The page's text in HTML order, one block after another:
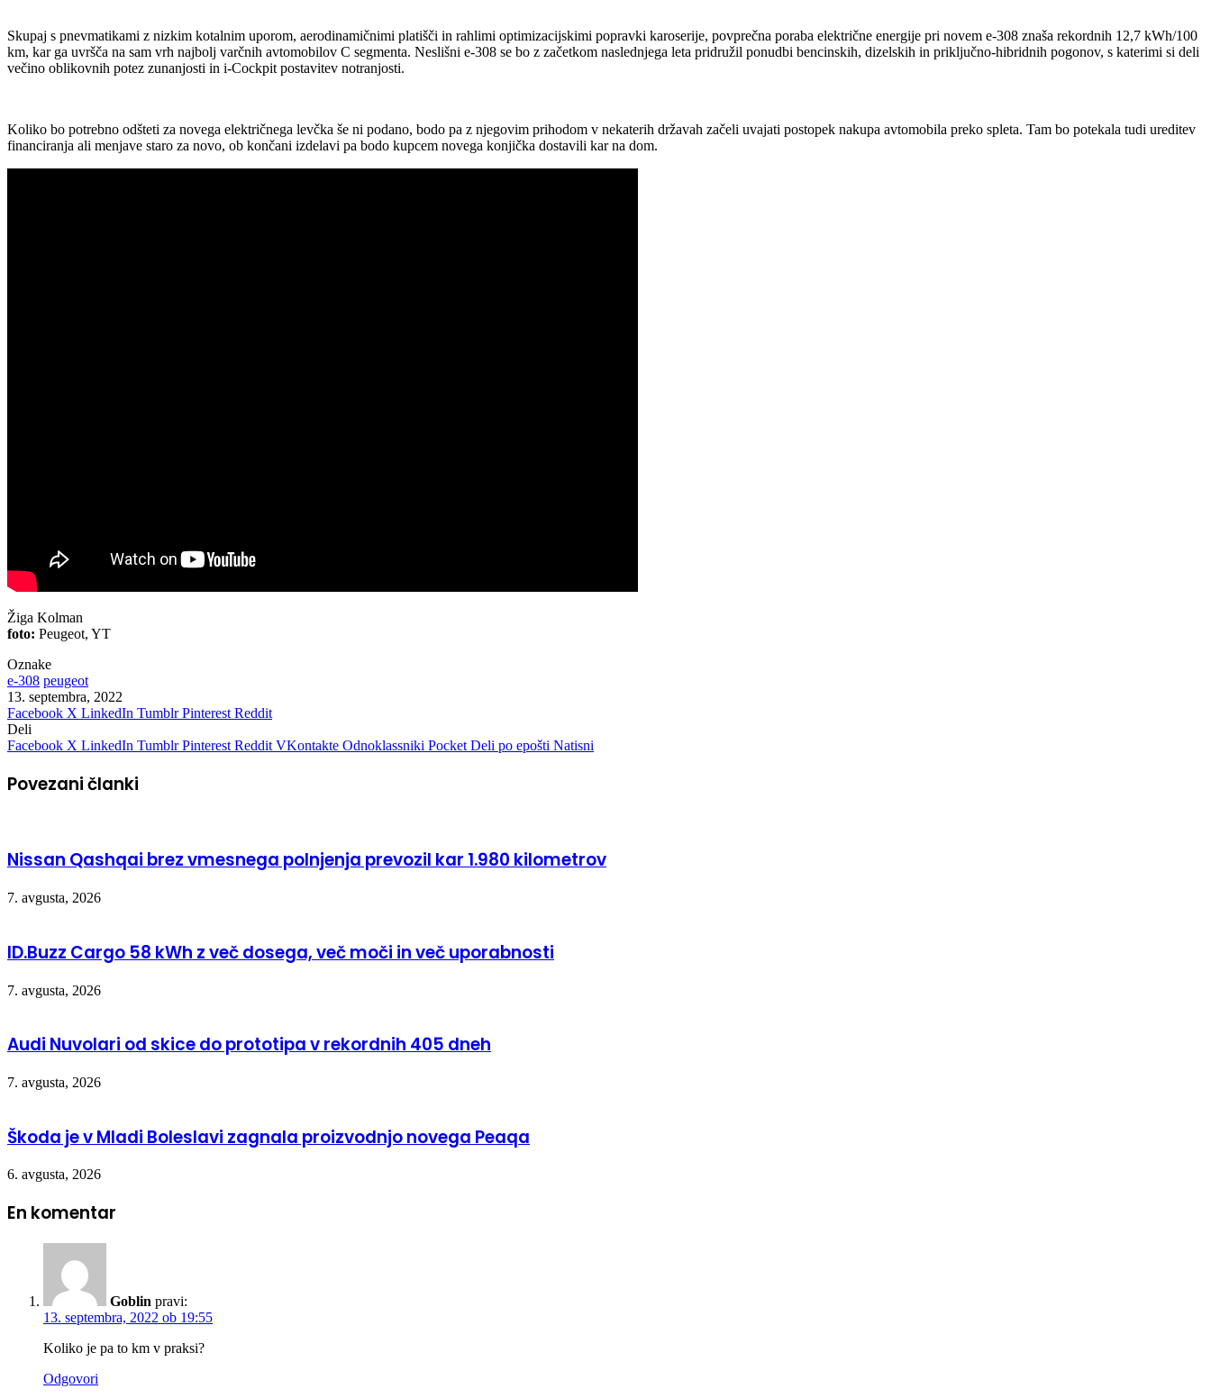
Skupaj s pnevmatikami z nizkim kotalnim uporom, aerodinamičnimi platišči in rahlimi optimizacijskimi popravki karoserije, povprečna poraba električne energije pri novem e-308 znaša rekordnih 12,7 kWh/100
km, kar ga uvršča na sam vrh najbolj varčnih avtomobilov C segmenta. Neslišni e-308 se bo z začetkom naslednjega leta pridružil ponudbi bencinskih, dizelskih in priključno-hibridnih pogonov, s katerimi si deli
večino oblikovnih potez zunanjosti in i-Cockpit postavitev notranjosti.
Koliko bo potrebno odšteti za novega električnega levčka še ni podano, bodo pa z njegovim prihodom v nekaterih državah začeli uvajati postopek nakupa avtomobila preko spleta. Tam bo potekala tudi ureditev
financiranja ali menjave staro za novo, ob končani izdelavi pa bodo kupcem novega konjička dostavili kar na dom.
Žiga Kolman
foto: Peugeot, YT
Oznake
e-308 peugeot
13. septembra, 2022
Facebook X LinkedIn Tumblr Pinterest Reddit
Deli
Facebook X LinkedIn Tumblr Pinterest Reddit VKontakte Odnoklassniki Pocket Deli po epošti Natisni
Povezani članki
Nissan Qashqai brez vmesnega polnjenja prevozil kar 1.980 kilometrov
7. avgusta, 2026
ID.Buzz Cargo 58 kWh z več dosega, več moči in več uporabnosti
7. avgusta, 2026
Audi Nuvolari od skice do prototipa v rekordnih 405 dneh
7. avgusta, 2026
Škoda je v Mladi Boleslavi zagnala proizvodnjo novega Peaqa
6. avgusta, 2026
En komentar
Goblin pravi:
13. septembra, 2022 ob 19:55
Koliko je pa to km v praksi?
Odgovori